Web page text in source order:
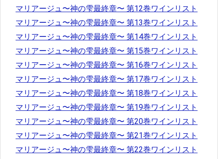
マリアージュ〜神の雫最終章〜 第12巻ワインリスト
マリアージュ〜神の雫最終章〜 第13巻ワインリスト
マリアージュ〜神の雫最終章〜 第14巻ワインリスト
マリアージュ〜神の雫最終章〜 第15巻ワインリスト
マリアージュ〜神の雫最終章〜 第16巻ワインリスト
マリアージュ〜神の雫最終章〜 第17巻ワインリスト
マリアージュ〜神の雫最終章〜 第18巻ワインリスト
マリアージュ〜神の雫最終章〜 第19巻ワインリスト
マリアージュ〜神の雫最終章〜 第20巻ワインリスト
マリアージュ〜神の雫最終章〜 第21巻ワインリスト
マリアージュ〜神の雫最終章〜 第22巻ワインリスト